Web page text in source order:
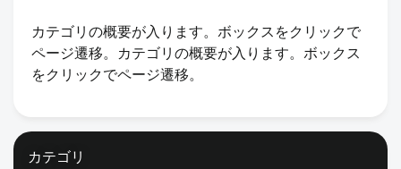
カテゴリの概要が入ります。ボックスをクリックで
ページ遷移。カテゴリの概要が入ります。ボックス
をクリックでページ遷移。
カテゴリ